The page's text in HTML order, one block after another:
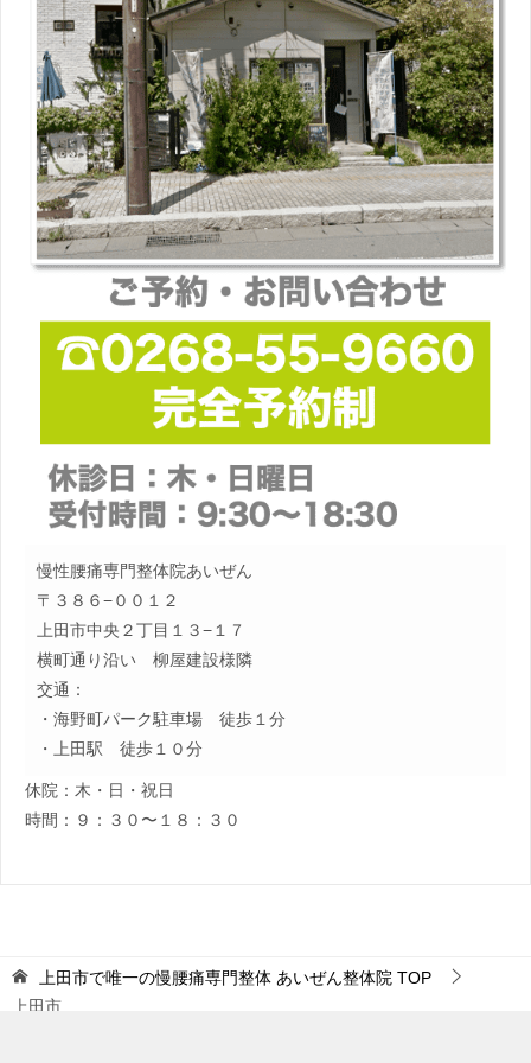
慢性腰痛専門整体院あいぜん
〒３８６−００１２
上田市中央２丁目１３−１７
横町通り沿い 柳屋建設様隣
交通：
・海野町パーク駐車場 徒歩１分
・上田駅 徒歩１０分
休院：木・日・祝日
時間：９：３０〜１８：３０
上田市で唯一の慢腰痛専門整体 あいぜん整体院 TOP
上田市